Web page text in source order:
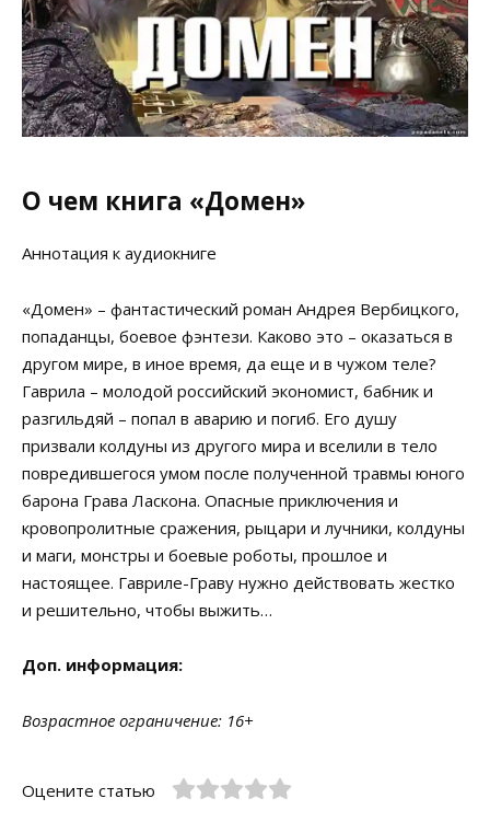
О чем книга «Домен»
Аннотация к аудиокниге
«Домен» – фантастический роман Андрея Вербицкого,
попаданцы, боевое фэнтези. Каково это – оказаться в
другом мире, в иное время, да еще и в чужом теле?
Гаврила – молодой российский экономист, бабник и
разгильдяй – попал в аварию и погиб. Его душу
призвали колдуны из другого мира и вселили в тело
повредившегося умом после полученной травмы юного
барона Грава Ласкона. Опасные приключения и
кровопролитные сражения, рыцари и лучники, колдуны
и маги, монстры и боевые роботы, прошлое и
настоящее. Гавриле-Граву нужно действовать жестко
и решительно, чтобы выжить…
Доп. информация:
Возрастное ограничение: 16+
Оцените статью